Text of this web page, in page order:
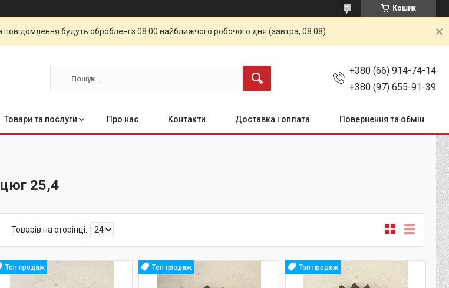
Кошик
будуть оброблені з 08:00 найближчого робочого дня (завтра, 08.08).
+380 (66) 914-74-14
+380 (97) 655-91-39
Товари та послуги Про нас Контакти Доставка і оплата Повернення та обмін
25,4
Топ продаж Топ продаж Топ продаж